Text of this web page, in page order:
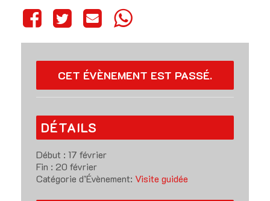
CET ÉVÈNEMENT EST PASSÉ.
DÉTAILS
Début : 17 février
Fin : 20 février
Catégorie d’Évènement: Visite guidée